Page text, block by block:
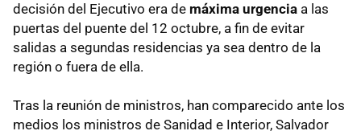
decisión del Ejecutivo era de máxima urgencia a las
puertas del puente del 12 octubre, a fin de evitar
salidas a segundas residencias ya sea dentro de la
región o fuera de ella.
Tras la reunión de ministros, han comparecido ante los
medios los ministros de Sanidad e Interior, Salvador